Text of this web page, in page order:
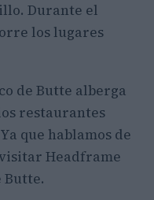
Durante el
los lugares
de Butte alberga
restaurantes
que hablamos de
Headframe